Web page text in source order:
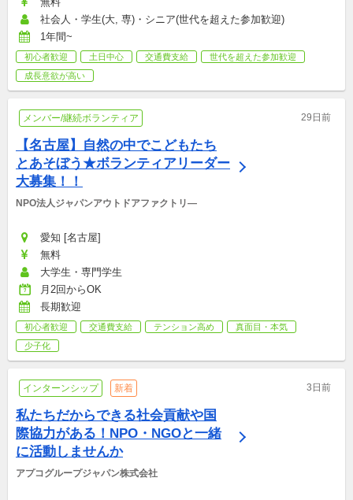
社会人・学生(大, 専)・シニア(世代を超えた参加歓迎)
1年間~
初心者歓迎 土日中心 交通費支給
世代を超えた参加歓迎
成長意欲が高い
メンバー/継続ボランティア 29日前
【名古屋】自然の中でこどもたち
とあそぼう★ボランティアリーダー
大募集！！
NPO法人ジャパンアウトドアファクトリ―
愛知 [名古屋]
無料
大学生・専門学生
月2回からOK
長期歓迎
初心者歓迎 交通費支給 テンション高め
真面目・本気
少子化
インターンシップ 新着 3日前
私たちだからできる社会貢献や国
際協力がある！NPO・NGOと一緒
に活動しませんか
アプコグループジャパン株式会社